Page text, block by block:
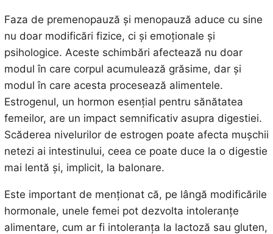
Faza de premenopauză și menopauză aduce cu sine
nu doar modificări fizice, ci și emoționale și
psihologice. Aceste schimbări afectează nu doar
modul în care corpul acumulează grăsime, dar și
modul în care acesta procesează alimentele.
Estrogenul, un hormon esențial pentru sănătatea
femeilor, are un impact semnificativ asupra digestiei.
Scăderea nivelurilor de estrogen poate afecta mușchii
netezi ai intestinului, ceea ce poate duce la o digestie
mai lentă și, implicit, la balonare.
Este important de menționat că, pe lângă modificările
hormonale, unele femei pot dezvolta intoleranțe
alimentare, cum ar fi intoleranța la lactoză sau gluten,